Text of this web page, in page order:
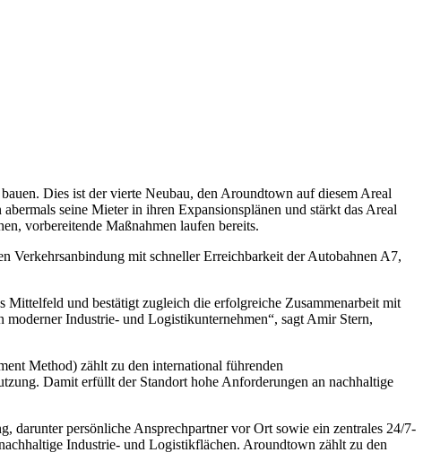
Dies ist der vierte Neubau, den Aroundtown auf diesem Areal
seine Mieter in ihren Expansionsplänen und stärkt das Areal
vorbereitende Maßnahmen laufen bereits.
Verkehrsanbindung mit schneller Erreichbarkeit der Autobahnen A7,
und bestätigt zugleich die erfolgreiche Zusammenarbeit mit
Industrie- und Logistikunternehmen“, sagt Amir Stern,
Method) zählt zu den international führenden
Damit erfüllt der Standort hohe Anforderungen an nachhaltige
darunter persönliche Ansprechpartner vor Ort sowie ein zentrales 24/7-
Industrie- und Logistikflächen. Aroundtown zählt zu den